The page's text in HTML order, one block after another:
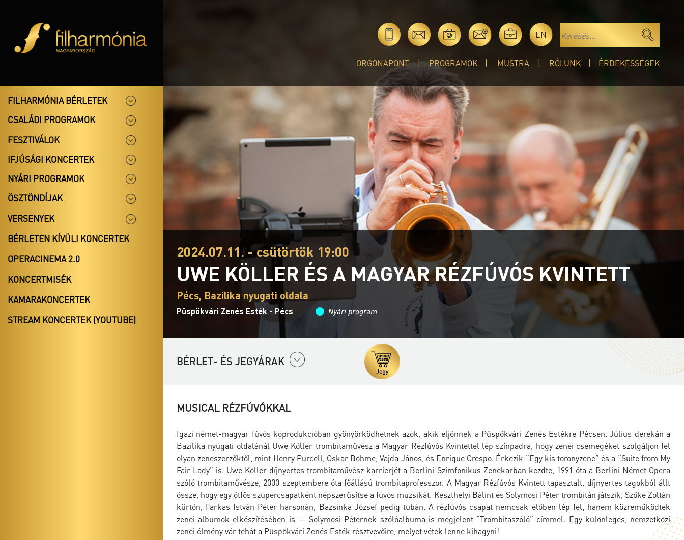
EN
ORGONAPONT PROGRAMOK MUSTRA RÓLUNK ÉRDEKESSÉGEK
FILHARMÓNIA BÉRLETEK
CSALÁDI PROGRAMOK
FESZTIVÁLOK
IFJÚSÁGI KONCERTEK
NYÁRI PROGRAMOK
ÖSZTÖNDÍJAK
VERSENYEK
BÉRLETEN KÍVÜLI KONCERTEK
OPERACINEMA 2.0
KONCERTMISÉK
KAMARAKONCERTEK
STREAM KONCERTEK (YOUTUBE)
2024.07.11. - csütörtök 19:00
UWE KÖLLER ÉS A MAGYAR RÉZFÚVÓS KVINTETT
Pécs, Bazilika nyugati oldala
Püspökvári Zenés Esték - Pécs Nyári program
BÉRLET- ÉS JEGYÁRAK
MUSICAL RÉZFÚVÓKKAL
Igazi német-magyar fúvós koprodukcióban gyönyörködhetnek azok, akik eljönnek a Püspökvári Zenés Estékre Pécsen. Július derekán a
Bazilika nyugati oldalánál Uwe Köller trombitaművész a Magyar Rézfúvós Kvintettel lép színpadra, hogy zenei csemegéket szolgáljon fel
olyan zeneszerzőktől, mint Henry Purcell, Oskar Böhme, Vajda János, és Enrique Crespo. Érkezik “Egy kis toronyzene” és a “Suite from My
Fair Lady” is. Uwe Köller díjnyertes trombitaművész karrierjét a Berlini Szimfonikus Zenekarban kezdte, 1991 óta a Berlini Német Opera
szóló trombitaművésze, 2000 szeptembere óta főállású trombitaprofesszor. A Magyar Rézfúvós Kvintett tapasztalt, díjnyertes tagokból állt
össze, hogy egy ötfős szupercsapatként népszerűsítse a fúvós muzsikát. Keszthelyi Bálint és Solymosi Péter trombitán játszik, Szőke Zoltán
kürtön, Farkas István Péter harsonán, Bazsinka József pedig tubán. A rézfúvós csapat nemcsak élőben lép fel, hanem közreműködtek
zenei albumok elkészítésében is — Solymosi Péternek szólóalbuma is megjelent “Trombitaszóló” címmel. Egy különleges, nemzetközi
zenei élmény vár tehát a Püspökvári Zenés Esték résztvevőire, melyet vétek lenne kihagyni!